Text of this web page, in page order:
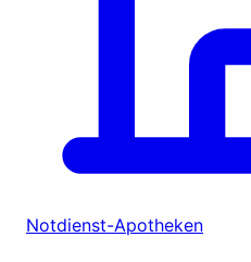
Notdienst-Apotheken